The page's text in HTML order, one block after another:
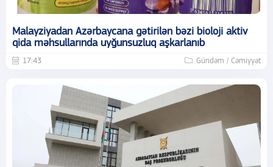
Malayziyadan Azərbaycana gətirilən bəzi bioloji aktiv
qida məhsullarında uyğunsuzluq aşkarlanıb
17:43 Gündəm / Cəmiyyət